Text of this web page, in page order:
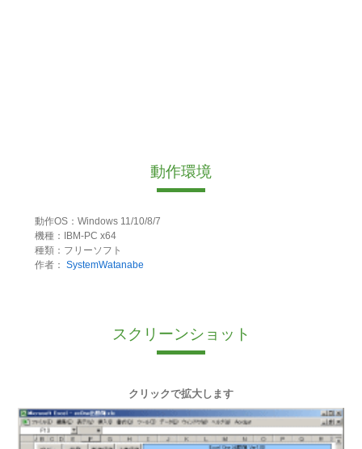
動作環境
動作OS：Windows 11/10/8/7
機種：IBM-PC x64
種類：フリーソフト
作者： SystemWatanabe
スクリーンショット
クリックで拡大します